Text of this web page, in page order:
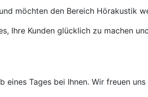
möchten den Bereich Hörakustik
Ihre Kunden glücklich zu machen
eines Tages bei Ihnen. Wir freuen